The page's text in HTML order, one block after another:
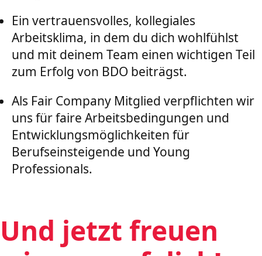
Ein vertrauensvolles, kollegiales
Arbeitsklima, in dem du dich wohlfühlst
und mit deinem Team einen wichtigen Teil
zum Erfolg von BDO beiträgst.
Als Fair Company Mitglied verpflichten wir
uns für faire Arbeitsbedingungen und
Entwicklungsmöglichkeiten für
Berufseinsteigende und Young
Professionals.
Und jetzt freuen